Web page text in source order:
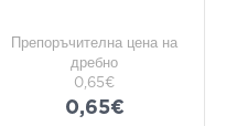
Препоръчителна цена на
дребно
0,65€
0,65€